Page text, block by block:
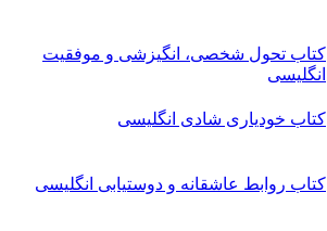
کتاب تحول شخصی، انگیزشی و موفقیت
انگلیسی
کتاب خودیاری شادی انگلیسی
کتاب روابط عاشقانه و دوستیابی انگلیسی